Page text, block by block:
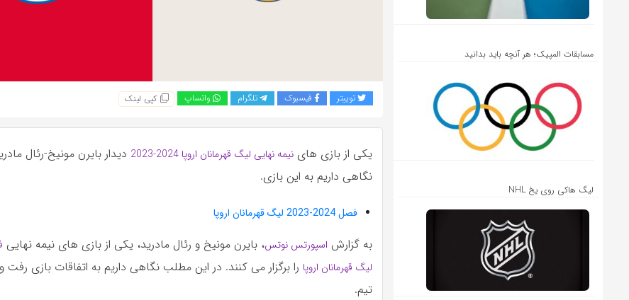
مسابقات المپیک؛ هر آنچه باید بدانید
لیگ هاکی روی یخ NHL
توییتر فیسبوک تلگرام واتساپ کپی لینک
یکی از بازی های نیمه نهایی لیگ قهرمانان اروپا 2024-2023
دیدار بایرن مونیخ-رئال
نگاهی داریم به این بازی.
فصل 2024-2023 لیگ قهرمانان اروپا
به گزارش اسپورتس نوتس، بایرن مونیخ و رئال مادرید، یکی از بازی های نیمه نهایی
لیگ قهرمانان اروپا را برگزار می کنند. در این مطلب نگاهی داریم به اتفاقات بازی رفت
تیم.